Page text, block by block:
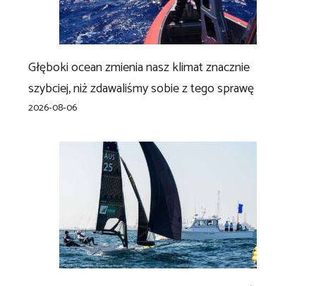
Głęboki ocean zmienia nasz klimat znacznie
szybciej, niż zdawaliśmy sobie z tego sprawę
2026-08-06